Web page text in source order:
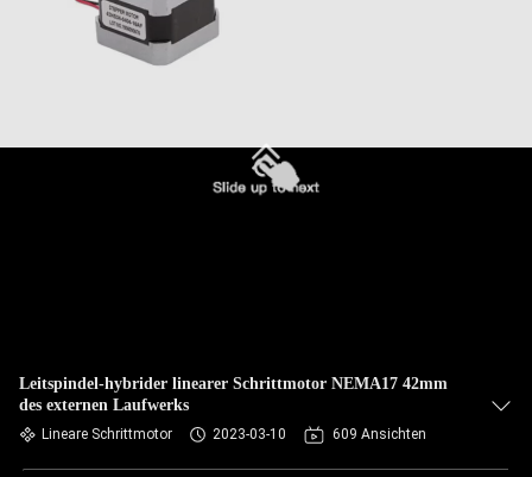
Leitspindel-hybrider linearer Schrittmotor NEMA17 42mm
des externen Laufwerks
Lineare Schrittmotor 2023-03-10 609 Ansichten